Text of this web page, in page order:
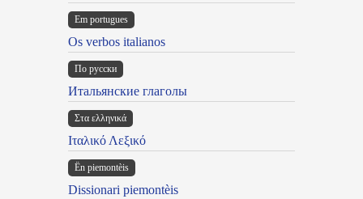
Em portugues
Os verbos italianos
По русски
Итальянские глаголы
Στα ελληνικά
Ιταλικό Λεξικό
Ën piemontèis
Dissionari piemontèis